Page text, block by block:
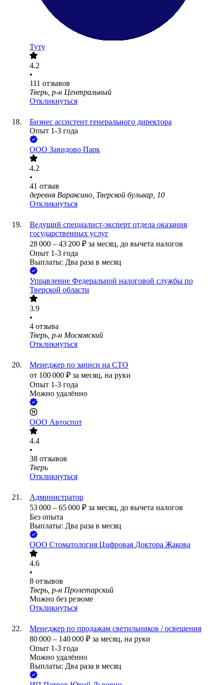
Туту
4.2
•
111 отзывов
Тверь, р-н Центральный
Откликнуться
Бизнес ассистент генерального директора
Опыт 1-3 года
ООО Завидово Парк
4.2
•
41 отзыв
деревня Вараксино, Тверской бульвар, 10
Откликнуться
Ведущий специалист-эксперт отдела оказания
государственных услуг
28 000 – 43 200 ₽ за месяц, до вычета налогов
Опыт 1-3 года
Выплаты: Два раза в месяц
Управление Федеральной налоговой службы по
Тверской области
3.9
•
4 отзыва
Тверь, р-н Московский
Откликнуться
Менеджер по записи на СТО
от 100 000 ₽ за месяц, на руки
Опыт 1-3 года
Можно удалённо
ООО Автоспот
4.4
•
38 отзывов
Тверь
Откликнуться
Администратор
53 000 – 65 000 ₽ за месяц, до вычета налогов
Без опыта
Выплаты: Два раза в месяц
ООО Стоматология Цифровая Доктора Жакова
4.6
•
8 отзывов
Тверь, р-н Пролетарский
Можно без резюме
Откликнуться
Менеджер по продажам светильников / освещения
80 000 – 140 000 ₽ за месяц, на руки
Опыт 1-3 года
Можно удалённо
Выплаты: Два раза в месяц